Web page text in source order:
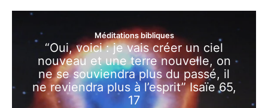
Méditations bibliques
“Oui, voici : je vais créer un ciel
nouveau et une terre nouvelle, on
ne se souviendra plus du passé, il
ne reviendra plus à l’esprit” Isaïe 65,
17